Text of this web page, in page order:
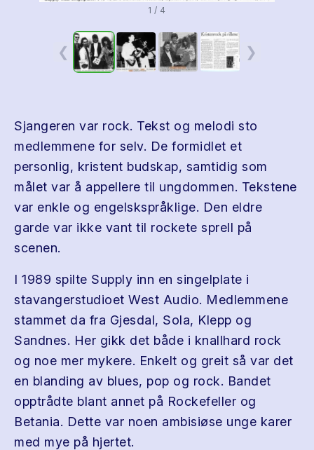
1 / 4
❮ ❯
Sjangeren var rock. Tekst og melodi sto
medlemmene for selv. De formidlet et
personlig, kristent budskap, samtidig som
målet var å appellere til ungdommen. Tekstene
var enkle og engelskspråklige. Den eldre
garde var ikke vant til rockete sprell på
scenen.
I 1989 spilte Supply inn en singelplate i
stavangerstudioet West Audio. Medlemmene
stammet da fra Gjesdal, Sola, Klepp og
Sandnes. Her gikk det både i knallhard rock
og noe mer mykere. Enkelt og greit så var det
en blanding av blues, pop og rock. Bandet
opptrådte blant annet på Rockefeller og
Betania. Dette var noen ambisiøse unge karer
med mye på hjertet.